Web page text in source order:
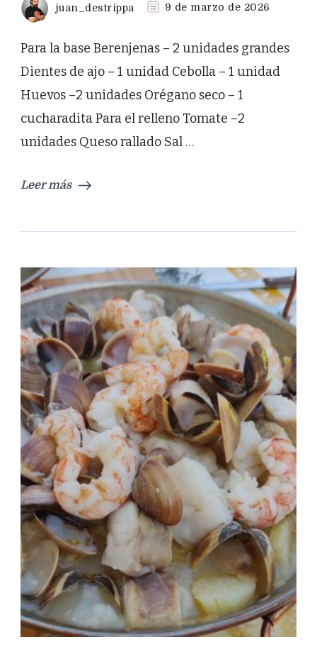
juan_destrippa 9 de marzo de 2026
Para la base Berenjenas – 2 unidades grandes
Dientes de ajo – 1 unidad Cebolla – 1 unidad
Huevos –2 unidades Orégano seco – 1
cucharadita Para el relleno Tomate –2
unidades Queso rallado Sal …
Leer más